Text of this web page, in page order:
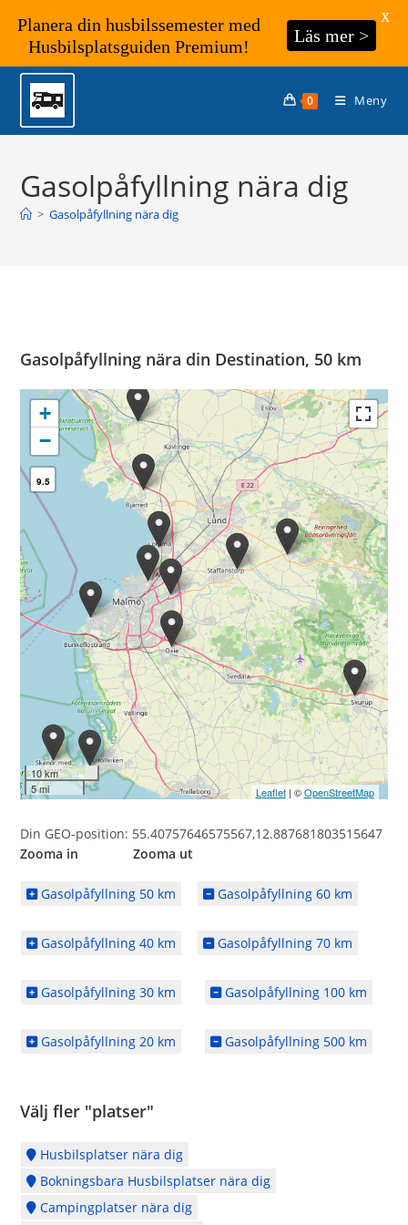
Hoppa
innehållet
0 Meny
Gasolpåfyllning nära dig
> Gasolpåfyllning nära dig
Gasolpåfyllning nära din Destination, 50 km
+
−
9.5
10 km
5 mi
Leaflet| ©OpenStreetMap
Din GEO-position: 55.40757646575567,12.887681803515647
Zooma in Zooma ut
Gasolpåfyllning 50 km Gasolpåfyllning 60 km
Gasolpåfyllning 40 km Gasolpåfyllning 70 km
Gasolpåfyllning 30 km Gasolpåfyllning 100 km
Gasolpåfyllning 20 km Gasolpåfyllning 500 km
Välj fler "platser"
Husbilsplatser nära dig
Bokningsbara Husbilsplatser nära dig
Campingplatser nära dig
Planera din husbilssemester med
Husbilsplatsguiden Premium!
Läs mer >
X